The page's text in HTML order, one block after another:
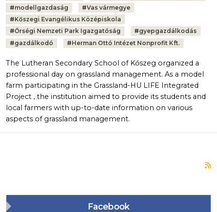
#modellgazdaság #Vas vármegye
#Kőszegi Evangélikus Középiskola
#Őrségi Nemzeti Park Igazgatóság #gyepgazdálkodás
#gazdálkodó #Herman Ottó Intézet Nonprofit Kft.
The Lutheran Secondary School of Kőszeg organized a
professional day on grassland management. As a model
farm participating in the Grassland-HU LIFE Integrated
Project , the institution aimed to provide its students and
local farmers with up-to-date information on various
aspects of grassland management.
Facebook